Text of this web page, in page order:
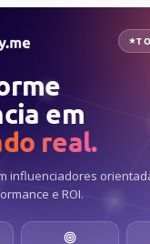
em
real.
influenciadores
e ROI.